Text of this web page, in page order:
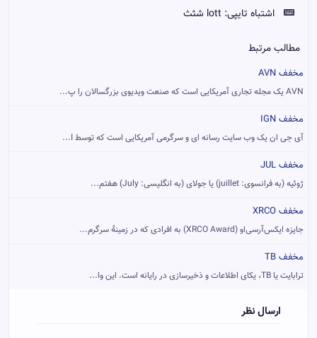
اشتباه تایپی: lott شثث
مطالب مرتبط
مخفف AVN
AVN یک مجله تجاری آمریکایی است که صنعت ویدیوی بزرگسالان را پ...
مخفف IGN
آی جی ان یک وب سایت رسانه ای و سرگرمی آمریکایی است که توسط I...
مخفف JUL
ژوئیه (به فرانسوی: juillet) یا جولای (به انگلیسی: July) هفتم...
مخفف XRCO
جایزه ایکس‌آرسی‌او (XRCO Award) به افرادی که در زمینهٔ سرگرم...
مخفف TB
ترابایت یا TB، یکای اطلاعات و ذخیرسازی در رایانه است. این وا...
ارسال نظر